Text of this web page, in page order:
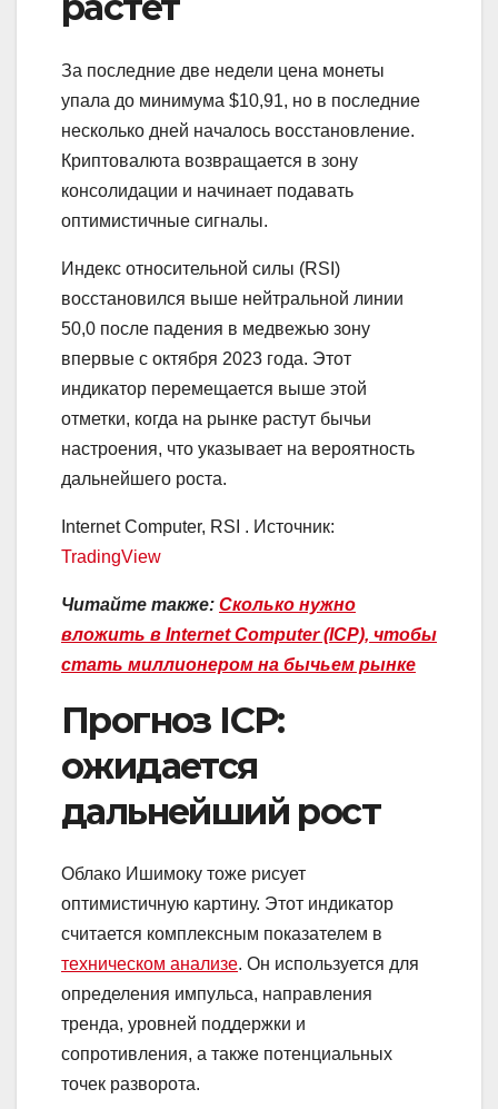
За последние две недели цена монеты
упала до минимума $10,91, но в последние
несколько дней началось восстановление.
Криптовалюта возвращается в зону
консолидации и начинает подавать
оптимистичные сигналы.
Индекс относительной силы (RSI)
восстановился выше нейтральной линии
50,0 после падения в медвежью зону
впервые с октября 2023 года. Этот
индикатор перемещается выше этой
отметки, когда на рынке растут бычьи
настроения, что указывает на вероятность
дальнейшего роста.
Internet Computer, RSI . Источник:
TradingView
Читайте также: Сколько нужно
вложить в Internet Computer (ICP), чтобы
стать миллионером на бычьем рынке
Прогноз ICP:
ожидается
дальнейший рост
Облако Ишимоку тоже рисует
оптимистичную картину. Этот индикатор
считается комплексным показателем в
техническом анализе. Он используется для
определения импульса, направления
тренда, уровней поддержки и
сопротивления, а также потенциальных
точек разворота.